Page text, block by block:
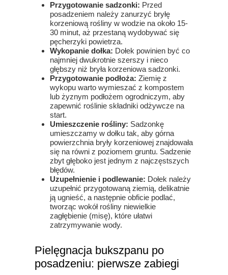
Przygotowanie sadzonki: Przed
posadzeniem należy zanurzyć bryłę
korzeniową rośliny w wodzie na około 15-
30 minut, aż przestaną wydobywać się
pęcherzyki powietrza.
Wykopanie dołka: Dołek powinien być co
najmniej dwukrotnie szerszy i nieco
głębszy niż bryła korzeniowa sadzonki.
Przygotowanie podłoża: Ziemię z
wykopu warto wymieszać z kompostem
lub żyznym podłożem ogrodniczym, aby
zapewnić roślinie składniki odżywcze na
start.
Umieszczenie rośliny: Sadzonkę
umieszczamy w dołku tak, aby górna
powierzchnia bryły korzeniowej znajdowała
się na równi z poziomem gruntu. Sadzenie
zbyt głęboko jest jednym z najczęstszych
błędów.
Uzupełnienie i podlewanie: Dołek należy
uzupełnić przygotowaną ziemią, delikatnie
ją ugnieść, a następnie obficie podlać,
tworząc wokół rośliny niewielkie
zagłębienie (misę), które ułatwi
zatrzymywanie wody.
Pielęgnacja bukszpanu po
posadzeniu: pierwsze zabiegi